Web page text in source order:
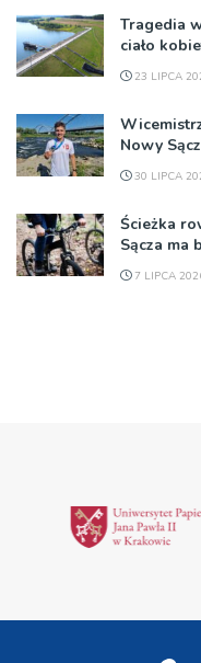
Tragedia
ciało
23 LIPCA
Nowy
30 LIPCA
Ścieżka
Sącza ma
7 LIPCA